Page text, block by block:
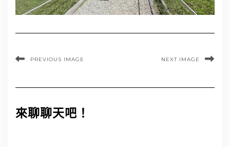
PREVIOUS IMAGE NEXT IMAGE
來聊聊天吧！